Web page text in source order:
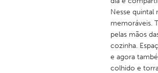
Nesse quintal
memoráveis.
pelas mãos
cozinha.
e agora
colhido e